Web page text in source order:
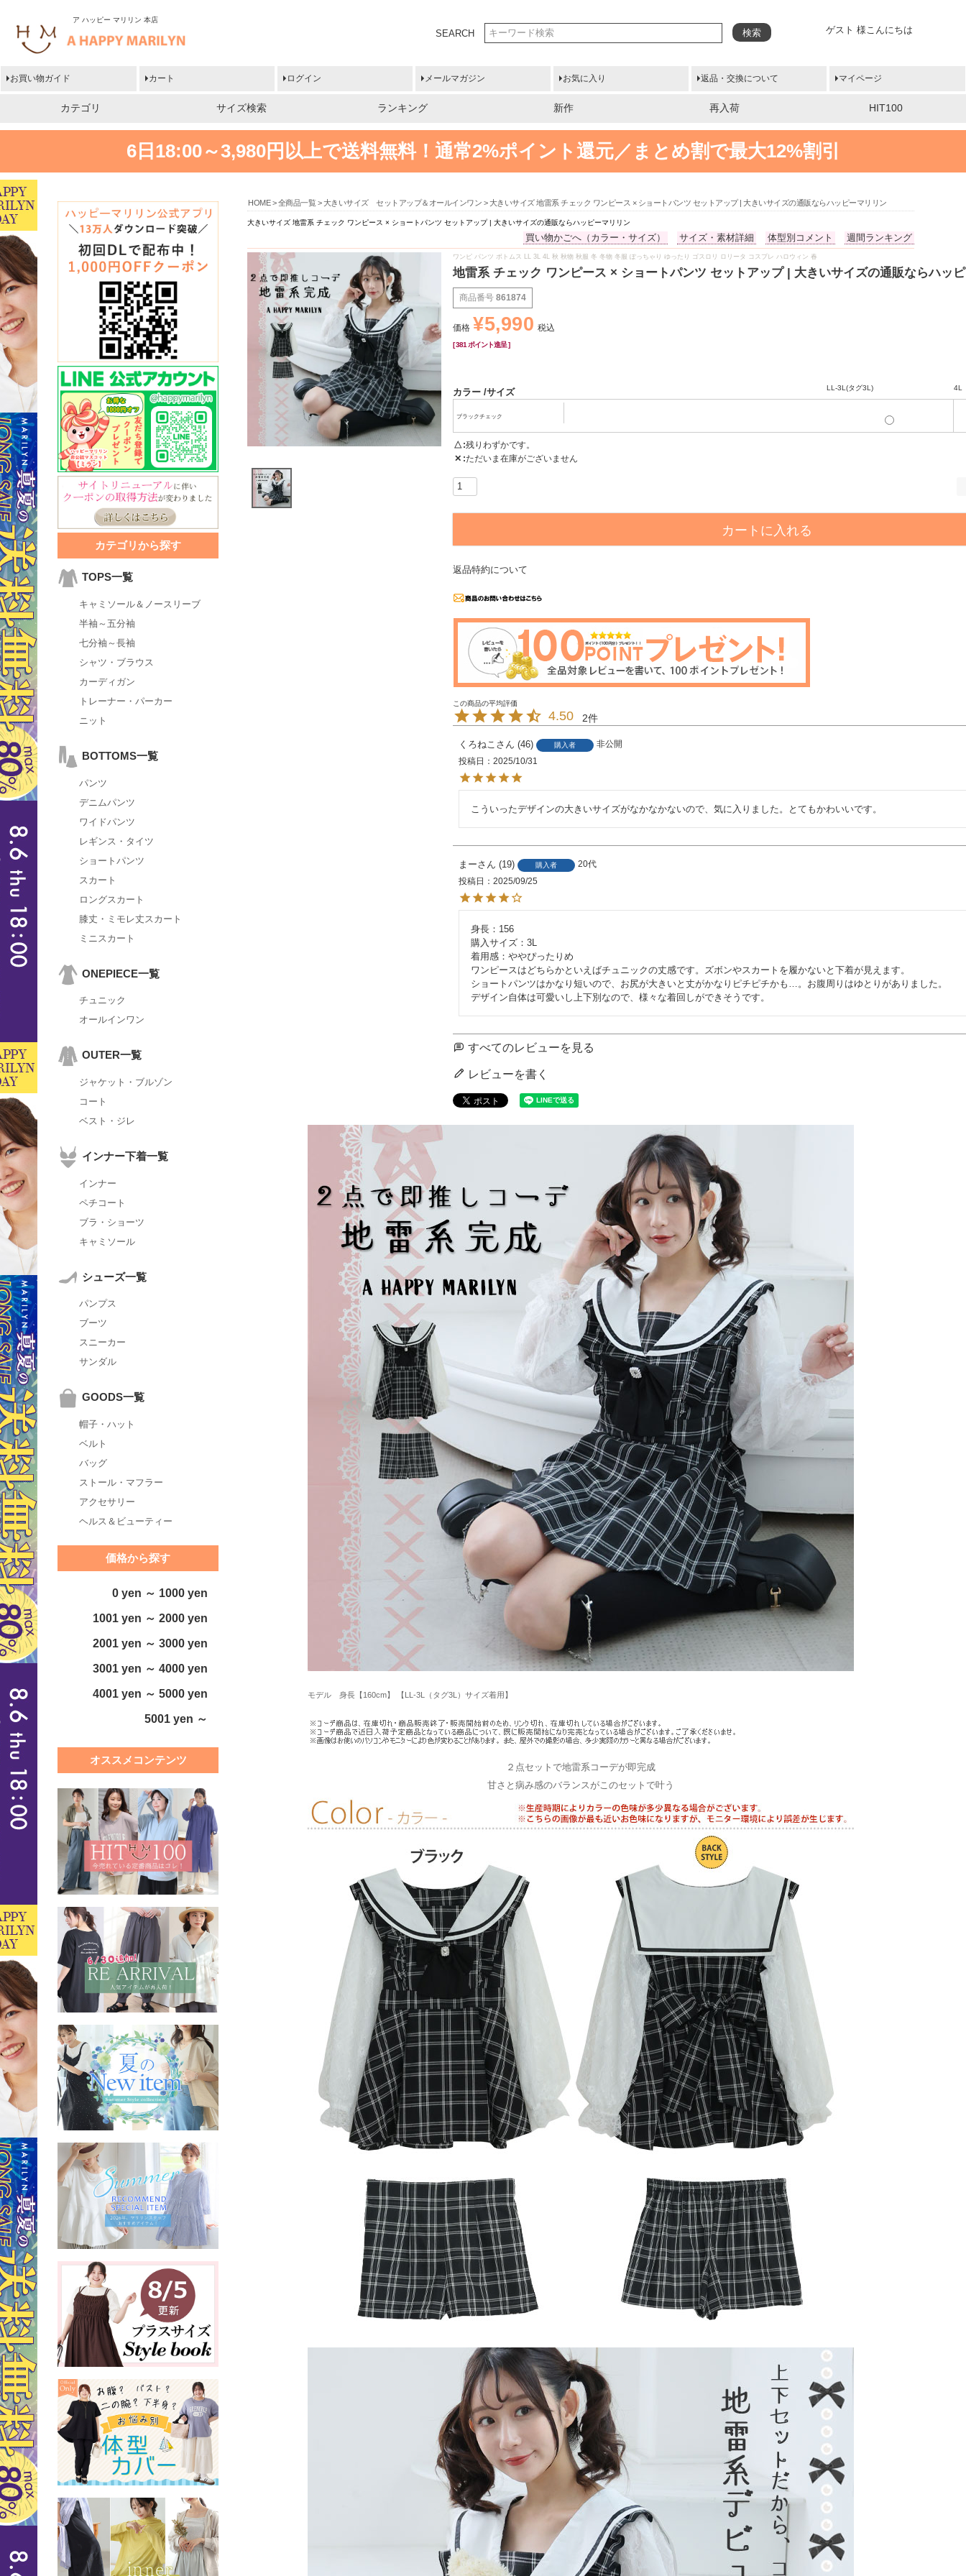
ア ハッピー マリリン 本店
ゲスト 様こんにちは
SEARCH 検索
お買い物ガイド カート ログイン メールマガジン お気に入り 返品・交換について マイページ
カテゴリ サイズ検索 ランキング 新作 再入荷 HIT100
6日18:00～3,980円以上で送料無料！ 通常2%ポイント還元／まとめ割で最大12%割引
カテゴリから探す
TOPS一覧
キャミソール＆ノースリーブ
半袖～五分袖
七分袖～長袖
シャツ・ブラウス
カーディガン
トレーナー・パーカー
ニット
BOTTOMS一覧
パンツ
デニムパンツ
ワイドパンツ
レギンス・タイツ
ショートパンツ
スカート
ロングスカート
膝丈・ミモレ丈スカート
ミニスカート
ONEPIECE一覧
チュニック
オールインワン
OUTER一覧
ジャケット・ブルゾン
コート
ベスト・ジレ
インナー下着一覧
インナー
ペチコート
ブラ・ショーツ
キャミソール
シューズ一覧
パンプス
ブーツ
スニーカー
サンダル
GOODS一覧
帽子・ハット
ベルト
バッグ
ストール・マフラー
アクセサリー
ヘルス＆ビューティー
価格から探す
0 yen ～ 1000 yen
1001 yen ～ 2000 yen
2001 yen ～ 3000 yen
3001 yen ～ 4000 yen
4001 yen ～ 5000 yen
5001 yen ～
オススメコンテンツ
HOME 全商品一覧 大きいサイズ セットアップ＆オールインワン 大きいサイズ 地雷系 チェック ワンピース × ショートパンツ セットアップ | 大きいサイズの通販ならハッピーマリリン
大きいサイズ 地雷系 チェック ワンピース × ショートパンツ セットアップ | 大きいサイズの通販ならハッピーマリリン
買い物かごへ（カラー・サイズ） サイズ・素材詳細 体型別コメント 週間ランキング
ワンピ パンツ ボトムス LL 3L 4L 秋 秋物 秋服 冬 冬物 冬服 ぽっちゃり ゆったり ゴスロリ ロリータ コスプレ ハロウィン 春
地雷系 チェック ワンピース × ショートパンツ セットアップ | 大きいサイズの通販ならハッ
商品番号 861874
価格 ¥5,990 税込
[381 ポイント進呈 ]
カラー サイズ
ブラックチェック
LL-3L(タグ3L) 4L
△ 残りわずかです。
✕ ただいま在庫がございません
カートに入れる
返品特約について
4.50 2
くろねこ 46 購入者
非公開
投稿日
2025/10/31
こういったデザインの大きいサイズがなかなかないので、気に入りました。とてもかわいいです。
まー 19 購入者
20代
投稿日
2025/09/25
身長：156
購入サイズ：3L
着用感：ややぴったりめ
ワンピースはどちらかといえばチュニックの丈感です。ズボンやスカートを履かないと下着が見えます。
ショートパンツはかなり短いので、お尻が大きいと丈がかなりピチピチかも…。お腹周りはゆとりがありました。
デザイン自体は可愛いし上下別なので、様々な着回しができそうです。
すべてのレビューを見る
レビューを書く
モデル 身長【160cm】 【LL-3L（タグ3L）サイズ着用】
２点セットで地雷系コーデが即完成
甘さと病み感のバランスがこのセットで叶う